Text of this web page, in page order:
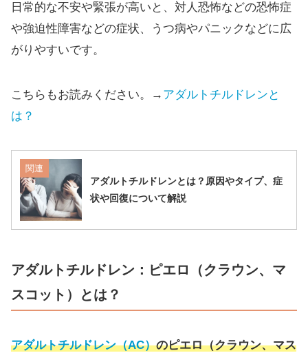
日常的な不安や緊張が高いと、対人恐怖などの恐怖症
や強迫性障害などの症状、うつ病やパニックなどに広
がりやすいです。
こちらもお読みください。→ アダルトチルドレンと
は？
関連
アダルトチルドレンとは？原因やタイプ、症
状や回復について解説
アダルトチルドレン：ピエロ（クラウン、マ
スコット）とは？
アダルトチルドレン（AC）のピエロ（クラウン、マス